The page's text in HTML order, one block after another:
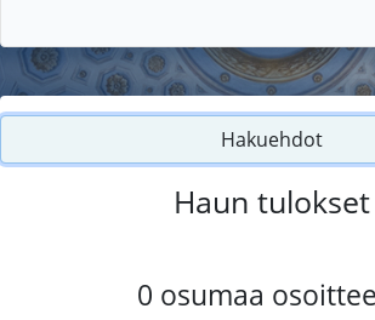
Hakuehdot
Haun tulokset
0 osumaa